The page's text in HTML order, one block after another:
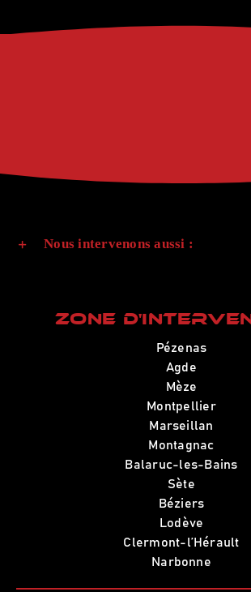
Nous intervenons aussi :
Zone
Pézenas
Agde
Mèze
Montpellier
Marseillan
Montagnac
Balaruc-les-Bains
Sète
Béziers
Lodève
Clermont-l’Hérault
Narbonne